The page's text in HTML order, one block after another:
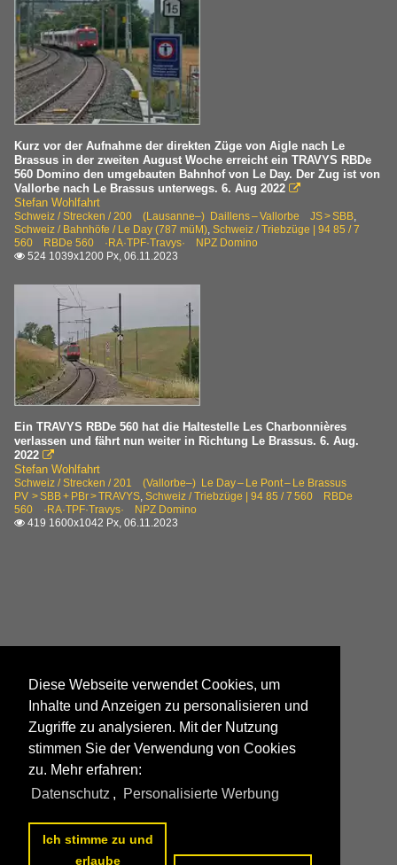
Kurz vor der Aufnahme der direkten Züge von Aigle nach Le
Brassus in der zweiten August Woche erreicht ein TRAVYS RBDe
560 Domino den umgebauten Bahnhof von Le Day. Der Zug ist von
Vallorbe nach Le Brassus unterwegs. 6. Aug 2022 
Stefan Wohlfahrt
Schweiz / Strecken / 200 (Lausanne–) Daillens – Vallorbe JS > SBB,
Schweiz / Bahnhöfe / Le Day (787 müM), Schweiz / Triebzüge | 94 85 / 7
560 RBDe 560 ·RA·TPF·Travys· NPZ Domino
 524 1039x1200 Px, 06.11.2023
Ein TRAVYS RBDe 560 hat die Haltestelle Les Charbonnières
verlassen und fährt nun weiter in Richtung Le Brassus. 6. Aug.
2022 
Stefan Wohlfahrt
Schweiz / Strecken / 201 (Vallorbe–) Le Day – Le Pont – Le Brassus
PV > SBB + PBr > TRAVYS, Schweiz / Triebzüge | 94 85 / 7 560 RBDe
560 ·RA·TPF·Travys· NPZ Domino
 419 1600x1042 Px, 06.11.2023
Diese Webseite verwendet Cookies, um
Inhalte und Anzeigen zu personalisieren und
Zugriffe zu analysieren. Mit der Nutzung
stimmen Sie der Verwendung von Cookies
zu. Mehr erfahren:
Datenschutz , Personalisierte Werbung
Ich stimme zu und
erlaube